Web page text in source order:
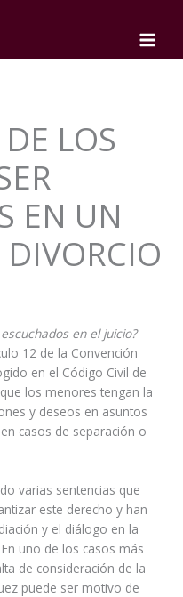
LOS
EN UN
DIVORCIO
en el juicio?
12 de la Convención
en el Código Civil de
los menores tengan la
y deseos en asuntos
casos de separación o
varias sentencias que
este derecho y han
y el diálogo en la
uno de los casos más
de consideración de la
puede ser motivo de